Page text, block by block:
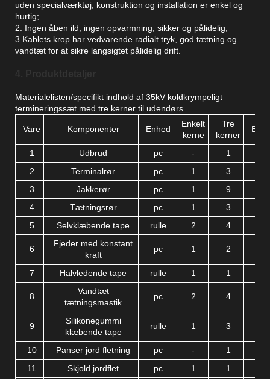
uden specialværktøj, konstruktion og installation er enkel og
hurtig;
2. Ingen åben ild, ingen opvarmning, sikker og pålidelig;
3.Kablets krop har vedvarende radialt tryk, god tætning og
vandtæt for at sikre langsigtet pålidelig drift.
Materialelisten/specifikt indhold af 35kV koldkrympeligt
termineringssæt med tre kerner til udendørs
Vare Komponenter Enhed
Enkelt
kerne
Tre
kerner
1 Udbrud pc -
1
2
Terminalrør pc 1
3
3
Jakkerør pc 1
9
4
Tætningsrør pc 1
3
5
Selvklæbende tape rulle 2 4
6
Fjeder med konstant
kraft
pc 1 2
7 Halvledende tape rulle 1 1
8
Vandtæt
tætningsmastik
pc 2 4
9
Silikonegummi
klæbende tape
rulle 1 3
10
Panser jord fletning pc -
1
11
Skjold jordflet pc 1
1